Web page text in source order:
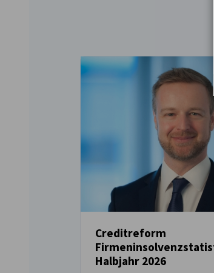
NEUIGKEITEN
Creditreform
Halbjahr 2026